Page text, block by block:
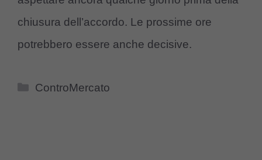
chiusura dell’accordo. Le prossime ore
potrebbero essere anche decisive.
Categorie
ControMercato